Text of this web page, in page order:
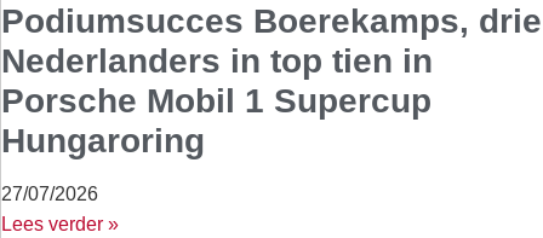
Podiumsucces Boerekamps, drie
Nederlanders in top tien in
Porsche Mobil 1 Supercup
Hungaroring
27/07/2026
Lees verder »